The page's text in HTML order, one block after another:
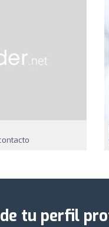
tu perfil